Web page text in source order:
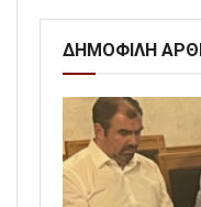
ΔΗΜΟΦΙΛΗ